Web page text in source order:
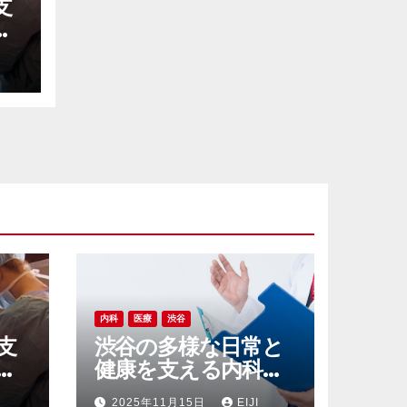
内科 医療 渋谷
渋谷の多様な日常と
健康を支える内科ク
リニック最前線レポ
2025年11月15日 EIJI